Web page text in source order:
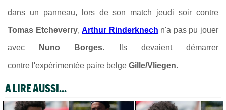
dans un panneau, lors de son match jeudi soir contre
Tomas Etcheverry,Arthur Rinderknech n'a pas pu jouer
avec Nuno Borges. Ils devaient démarrer
contre l'expérimentée paire belge Gille/Vliegen.
A LIRE AUSSI...